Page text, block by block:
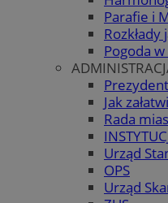
Parafie i
Pogoda
Jak
Rada
Urząd
OPS
Urząd